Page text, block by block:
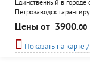
Единственный в
Петрозаводск
безопасность. Это -
туристической
преимуществом
центральной части
Цены от 3900.00
Показать на карте